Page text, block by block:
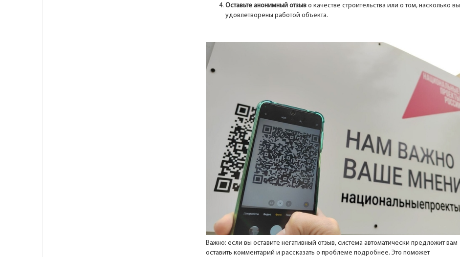
Оставьте анонимный отзыв о качестве строительства или о том, насколько вы
удовлетворены работой объекта.
Важно: если вы оставите негативный отзыв, система автоматически предложит вам
оставить комментарий и рассказать о проблеме подробнее. Это поможет